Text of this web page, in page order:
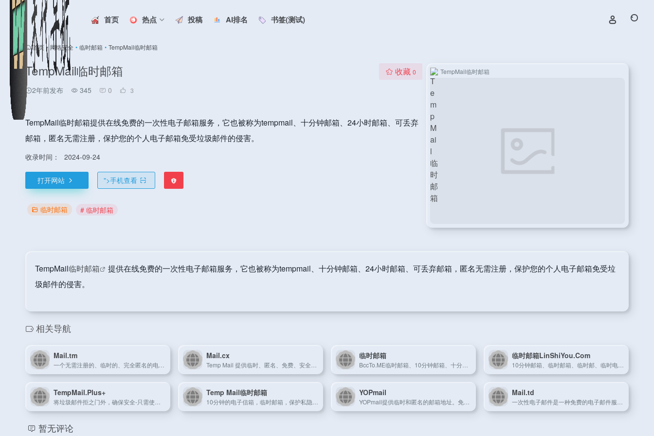
首页 热点 投稿 AI排名 书签(测试)
首页 • 网络安全 • 临时邮箱 • TempMail临时邮箱
TempMail临时邮箱
2年前发布 345 0 3
收藏 0
TempMail临时邮箱提供在线免费的一次性电子邮箱服务，它也被称为tempmail、十分钟邮箱、24小时邮箱、可丢弃
邮箱，匿名无需注册，保护您的个人电子邮箱免受垃圾邮件的侵害。
收录时间： 2024-09-24
打开网站 ">手机查看
临时邮箱 # 临时邮箱
TempMail临时邮箱
TempMail临时邮箱
提供在线免费的一次性电子邮箱服务，它也被称为tempmail、十分钟邮箱、24小时邮箱、可丢弃邮箱，匿名无需注册，保护您的个人电子邮箱免受垃
圾邮件的侵害。
相关导航
Mail.tm Mail.cx 临时邮箱 临时邮箱LinShiYou.Com
TempMail.Plus+ Temp Mail临时邮箱 YOPmail Mail.td
暂无评论